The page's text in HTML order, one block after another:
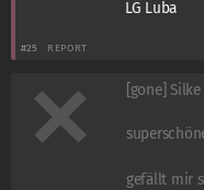
LG Luba
#25 REPORT
[gone]
gefällt mir